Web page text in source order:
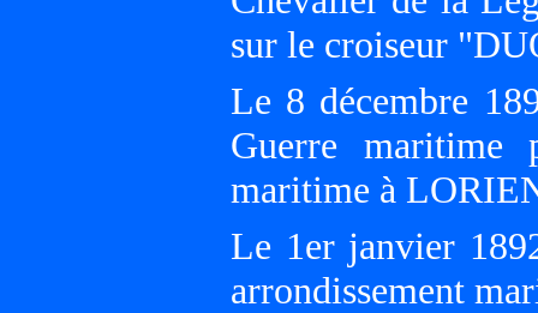
sur le croiseur
Le 8 décembre
Guerre maritime
maritime à
Le 1er janvier
arrondissement